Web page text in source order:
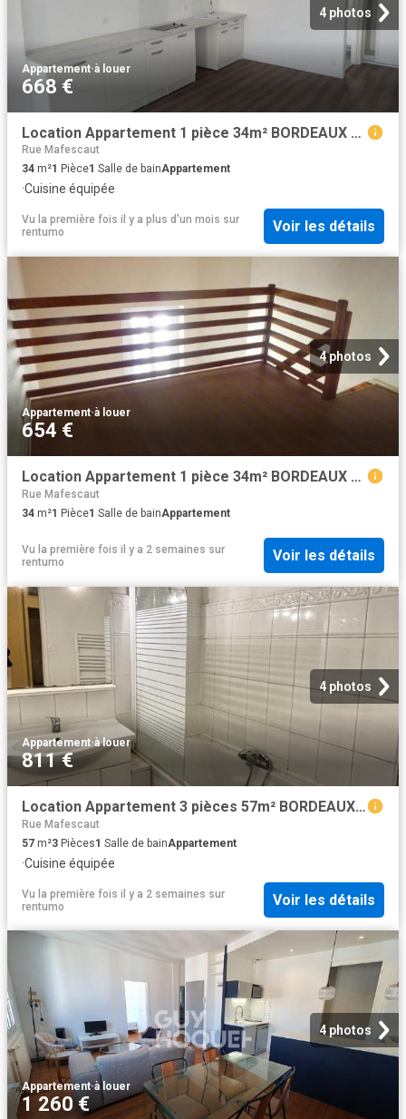
4 photos
Appartement·à louer
668 €
Location Appartement 1 pièce 34m² BORDEAUX 33000
Rue Mafescaut
34 m²1 Pièce1 Salle de bainAppartement
·Cuisine équipée
Vu la première fois il y a plus d'un mois sur
rentumo
Voir les détails
4 photos
Appartement·à louer
654 €
Location Appartement 1 pièce 34m² BORDEAUX 33000
Rue Mafescaut
34 m²1 Pièce1 Salle de bainAppartement
Vu la première fois il y a 2 semaines sur
rentumo
Voir les détails
4 photos
Appartement·à louer
811 €
Location Appartement 3 pièces 57m² BORDEAUX 33000
Rue Mafescaut
57 m²3 Pièces1 Salle de bainAppartement
·Cuisine équipée
Vu la première fois il y a 2 semaines sur
rentumo
Voir les détails
4 photos
Appartement·à louer
1 260 €